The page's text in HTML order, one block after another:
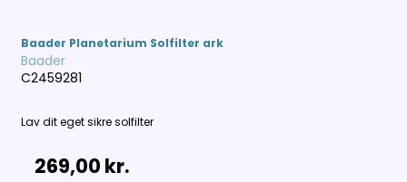
Baader Planetarium Solfilter ark
Baader
C2459281
Lav dit eget sikre solfilter
269,00 kr.